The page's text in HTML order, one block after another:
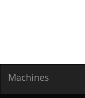
Machines